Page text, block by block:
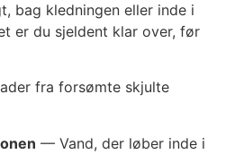
bag kledningen eller inde i
er du sjeldent klar over, før
fra forsømte skjulte
— Vand, der løber inde i